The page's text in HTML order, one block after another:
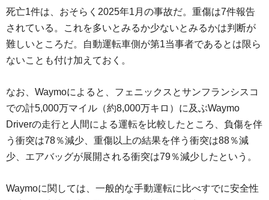
死亡1件は、おそらく2025年1月の事故だ。重傷は7件報告
されている。これを多いとみるか少ないとみるかは判断が
難しいところだ。自動運転車側が第1当事者であるとは限ら
ないことも付け加えておく。
なお、Waymoによると、フェニックスとサンフランシスコ
での計5,000万マイル（約8,000万キロ）に及ぶWaymo
Driverの走行と人間による運転を比較したところ、負傷を伴
う衝突は78％減少、重傷以上の結果を伴う衝突は88％減
少、エアバッグが展開される衝突は79％減少したという。
Waymoに関しては、一般的な手動運転に比べすでに安全性